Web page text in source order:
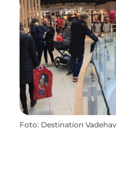
Foto: Destination